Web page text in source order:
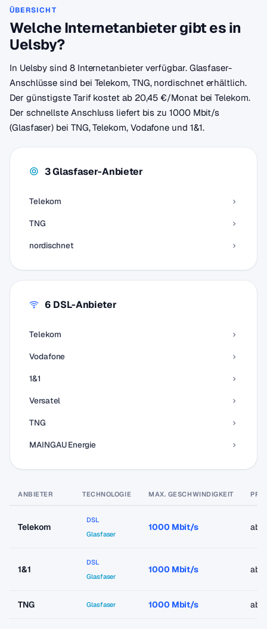
ÜBERSICHT
Welche Internetanbieter gibt es in
Uelsby?
In Uelsby sind 8 Internetanbieter verfügbar. Glasfaser-
Anschlüsse sind bei Telekom, TNG, nordischnet erhältlich.
Der günstigste Tarif kostet ab 20,45 €/Monat bei Telekom.
Der schnellste Anschluss liefert bis zu 1000 Mbit/s
(Glasfaser) bei TNG, Telekom, Vodafone und 1&1.
3 Glasfaser-Anbieter
Telekom
TNG
nordischnet
6 DSL-Anbieter
Telekom
Vodafone
1&1
Versatel
TNG
MAINGAU Energie
ANBIETER TECHNOLOGIE MAX. GESCHWINDIGKEIT
Telekom
DSL
Glasfaser
1000 Mbit/s ab
1&1
DSL
Glasfaser
1000 Mbit/s ab
TNG Glasfaser 1000 Mbit/s ab